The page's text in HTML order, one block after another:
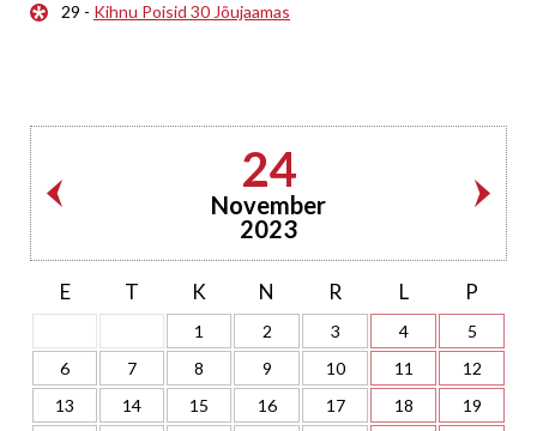
29 - Kihnu Poisid 30 Jõujaamas
24
November
2023
E T K N R L P
1 2 3 4
5
6
7 8 9 10 11
12
13
14 15 16 17 18
19